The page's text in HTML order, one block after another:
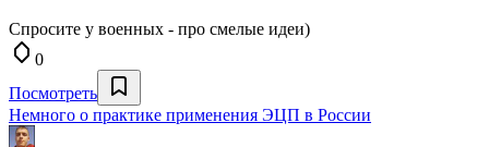
Спросите у военных - про смелые идеи)
0
Посмотреть
Немного о практике применения ЭЦП в России